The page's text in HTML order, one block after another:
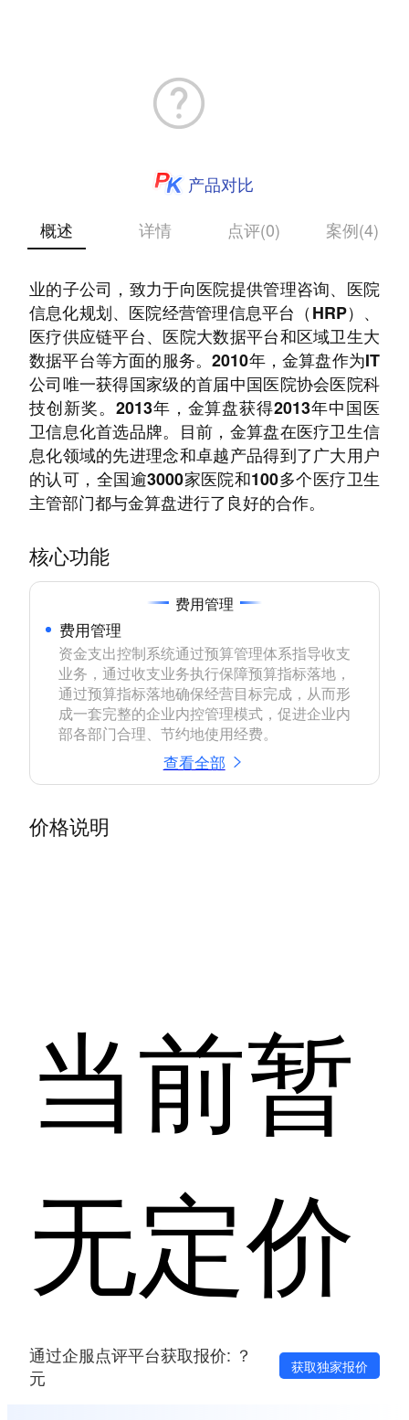
产品对比
概述
详情 点评(0) 案例(4)
业的子公司，致力于向医院提供管理咨询、医院
信息化规划、医院经营管理信息平台（HRP）、
医疗供应链平台、医院大数据平台和区域卫生大
数据平台等方面的服务。2010年，金算盘作为IT
公司唯一获得国家级的首届中国医院协会医院科
技创新奖。2013年，金算盘获得2013年中国医
卫信息化首选品牌。目前，金算盘在医疗卫生信
息化领域的先进理念和卓越产品得到了广大用户
的认可，全国逾3000家医院和100多个医疗卫生
主管部门都与金算盘进行了良好的合作。
核心功能
费用管理
费用管理
资金支出控制系统通过预算管理体系指导收支
业务，通过收支业务执行保障预算指标落地，
通过预算指标落地确保经营目标完成，从而形
成一套完整的企业内控管理模式，促进企业内
部各部门合理、节约地使用经费。
查看全部
价格说明
当前暂
无定价
通过企服点评平台获取报价: ？
元
获取独家报价